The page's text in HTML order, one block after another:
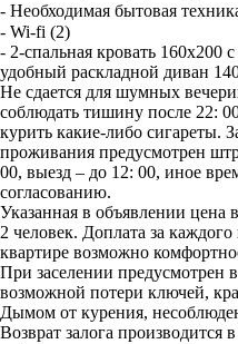
- Необходимая бытовая
- Wi-fi (2)
- 2-спальная кровать 160х200
удобный раскладной диван
Не сдается для шумных
соблюдать тишину после 22:
курить какие-либо сигареты.
проживания предусмотрен
00, выезд – до 12: 00, иное
согласованию.
Указанная в объявлении цена
2 человек. Доплата за
квартире возможно
При заселении предусмотрен
возможной потери ключей,
Дымом от курения,
Возврат залога производится